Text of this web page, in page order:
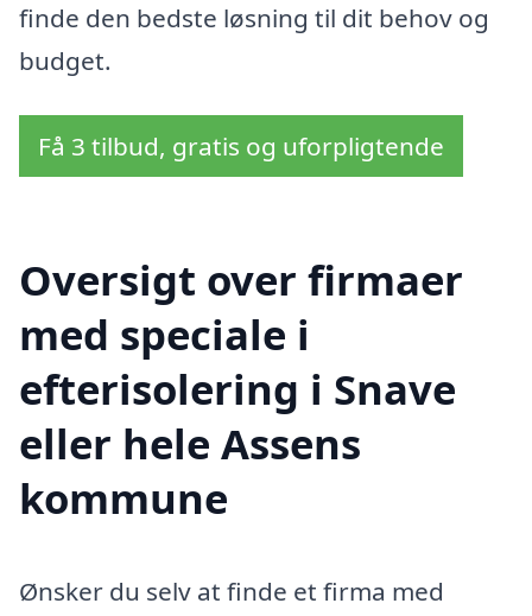
finde den bedste løsning til dit behov og
budget.
Få 3 tilbud, gratis og uforpligtende
Oversigt over firmaer
med speciale i
efterisolering i Snave
eller hele Assens
kommune
Ønsker du selv at finde et firma med